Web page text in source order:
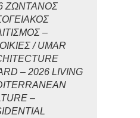
ΖΩΝΤΑΝΟΣ
–
/ UMAR
– 2026 LIVING
–